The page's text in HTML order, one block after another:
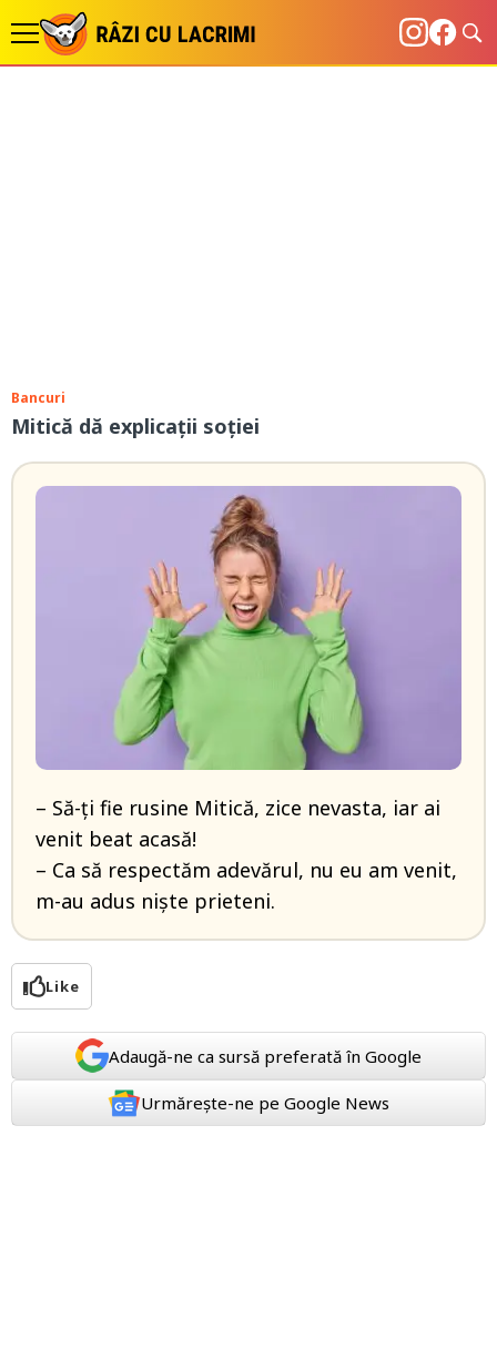
Bancuri
Mitică dă explicații soției
– Să-ți fie rusine Mitică, zice nevasta, iar ai
venit beat acasă!
– Ca să respectăm adevărul, nu eu am venit,
m-au adus niște prieteni.
Like
Adaugă-ne ca sursă preferată în Google
Urmărește-ne pe Google News